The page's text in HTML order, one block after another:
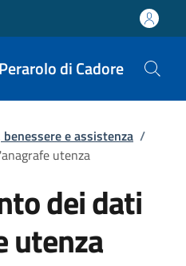
di Cadore
benessere e assistenza /
utenza
dei dati
utenza